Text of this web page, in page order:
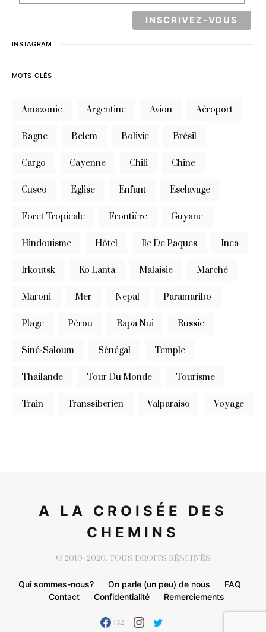
INSTAGRAM
MOTS-CLÉS
Amazonie Argentine Avion Aéroport
Bagne Belem Bolivie Brésil
Cargo Cayenne Chili Chine
Cusco Eglise Enfant Esclavage
Foret Tropicale Frontière Guyane
Hindouisme Hôtel Ile De Paques Inca
Irkoutsk Ko Lanta Malaisie Marché
Maroni Mer Nepal Paramaribo
Plage Pérou Rapa Nui Russie
Siné-Saloum Sénégal Temple
Thailande Tour Du Monde Tourisme
Train Transsiberien Valparaiso Voyage
A LA CROISÉE DES
CHEMINS
© 2010- 2020. TOUS DROITS RÉSERVÉS
Qui sommes-nous? On parle (un peu) de nous
FAQ
Contact
Confidentialité Remerciements
172